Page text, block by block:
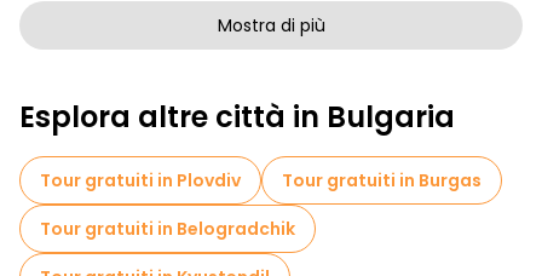
Tour a piedi gratuiti per famiglie a Sofia
Visite autoguidate in Sofia
Giochi di fuga in Sofia
Musei in Sofia
Visita gratuita del centro storico Sofia
Tour per piccoli gruppi in Sofia
Mostra di più
Esplora altre città in Bulgaria
Tour gratuiti in Plovdiv
Tour gratuiti in Burgas
Tour gratuiti in Belogradchik